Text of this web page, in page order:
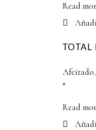
Read
TOTAL
Afeitado,
Read